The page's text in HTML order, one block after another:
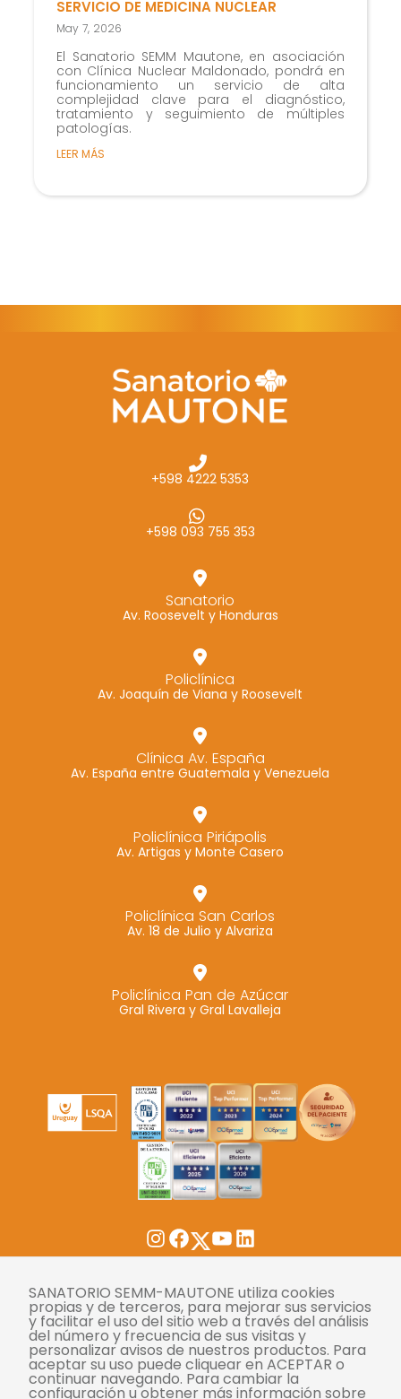
SERVICIO DE MEDICINA NUCLEAR
May 7, 2026
El Sanatorio SEMM Mautone, en asociación
con Clínica Nuclear Maldonado, pondrá en
funcionamiento un servicio de alta
complejidad clave para el diagnóstico,
tratamiento y seguimiento de múltiples
patologías.
LEER MÁS
+598 4222 5353
+598 093 755 353
Sanatorio
Av. Roosevelt y Honduras
Policlínica
Av. Joaquín de Viana y Roosevelt
Clínica Av. España
Av. España entre Guatemala y Venezuela
Policlínica Piriápolis
Av. Artigas y Monte Casero
Policlínica San Carlos
Av. 18 de Julio y Alvariza
Policlínica Pan de Azúcar
Gral Rivera y Gral Lavalleja
Instagram
Facebook
Twitter
YouTubeLinkedIn
Tasas
Derechos y deberes
Compliance
Términos y condiciones
SANATORIO SEMM-MAUTONE utiliza cookies
propias y de terceros, para mejorar sus servicios
y facilitar el uso del sitio web a través del análisis
del número y frecuencia de sus visitas y
personalizar avisos de nuestros productos. Para
aceptar su uso puede cliquear en ACEPTAR o
continuar navegando. Para cambiar la
configuración u obtener más información sobre